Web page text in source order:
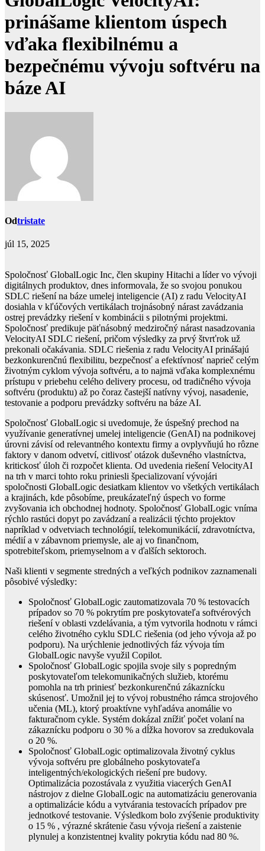
prinášame klientom úspech
vďaka flexibilnému a
bezpečnému vývoju softvéru na
báze AI
Odtristate
júl 15, 2025
Spoločnosť GlobalLogic Inc, člen skupiny Hitachi a líder vo vývoji
digitálnych produktov, dnes informovala, že so svojou ponukou
SDLC riešení na báze umelej inteligencie (AI) z radu VelocityAI
dosiahla v kľúčových vertikálach trojnásobný nárast zavádzania
ostrej prevádzky riešení v kombinácii s pilotnými projektmi.
Spoločnosť predikuje päťnásobný medziročný nárast nasadzovania
VelocityAI SDLC riešení, pričom výsledky za prvý štvrťrok už
prekonali očakávania. SDLC riešenia z radu VelocityAI prinášajú
bezkonkurenčnú flexibilitu, bezpečnosť a efektívnosť naprieč celým
životným cyklom vývoja softvéru, a to najmä vďaka komplexnému
prístupu v priebehu celého delivery procesu, od tradičného vývoja
softvéru (produktu) až po čoraz častejší natívny vývoj, nasadenie,
testovanie a podporu prevádzky softvéru na báze AI.
Spoločnosť GlobalLogic si uvedomuje, že úspešný prechod na
využívanie generatívnej umelej inteligencie (GenAI) na podnikovej
úrovni závisí od relevantného kontextu firmy a ovplyvňujú ho rôzne
faktory v danom odvetví, citlivosť otázok duševného vlastníctva,
kritickosť úloh či rozpočet klienta. Od uvedenia riešení VelocityAI
na trh v marci tohto roku priniesli špecializovaní vývojári
spoločnosti GlobalLogic desiatkam klientov vo všetkých vertikálach
a krajinách, kde pôsobíme, preukázateľný úspech vo forme
zvyšovania ich obchodnej hodnoty. Spoločnosť GlobalLogic vníma
rýchlo rastúci dopyt po zavádzaní a realizácii týchto projektov
napríklad v odvetviach technológií, telekomunikácií, zdravotníctva,
médií a v zábavnom priemysle, ale aj vo finančnom,
spotrebiteľskom, priemyselnom a v ďalších sektoroch.
Naši klienti v segmente stredných a veľkých podnikov zaznamenali
pôsobivé výsledky:
Spoločnosť GlobalLogic zautomatizovala 70 % testovacích
prípadov so 70 % pokrytím pre poskytovateľa softvérových
riešení v oblasti vzdelávania, a tým vytvorila hodnotu v rámci
celého životného cyklu SDLC riešenia (od jeho vývoja až po
podporu). Na urýchlenie jednotlivých fáz vývoja tím
GlobalLogic navyše využil Copilot.
Spoločnosť GlobalLogic spojila svoje sily s popredným
poskytovateľom telekomunikačných služieb, ktorému
pomohla na trh priniesť bezkonkurenčnú zákaznícku
skúsenosť. Umožnil jej to vývoj robustného rámca strojového
učenia (ML), ktorý proaktívne vyhľadáva anomálie vo
fakturačnom cykle. Systém dokázal znížiť počet volaní na
zákaznícku podporu o 30 % a dĺžka hovorov sa zredukovala
o 20 %.
Spoločnosť GlobalLogic optimalizovala životný cyklus
vývoja softvéru pre globálneho poskytovateľa
inteligentných/ekologických riešení pre budovy.
Optimalizácia pozostávala z využitia viacerých GenAI
nástrojov z dielne GlobalLogic na automatizáciu generovania
a optimalizácie kódu a vytvárania testovacích prípadov pre
jednotkové testovanie. Výsledkom bolo zvýšenie produktivity
o 15 % , výrazné skrátenie času vývoja riešení a zaistenie
plynulej a konzistentnej kvality pokrytia kódu nad 80 %.